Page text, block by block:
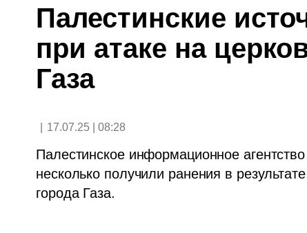
Палестинские
при атаке на
Газа
17.07.25 | 08:28
Палестинское информационное
несколько получили ранения в
города Газа.